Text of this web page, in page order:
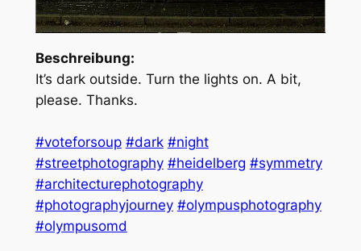
Beschreibung:
It’s dark outside. Turn the lights on. A bit,
please. Thanks.
#voteforsoup #dark #night
#streetphotography #heidelberg #symmetry
#architecturephotography
#photographyjourney #olympusphotography
#olympusomd